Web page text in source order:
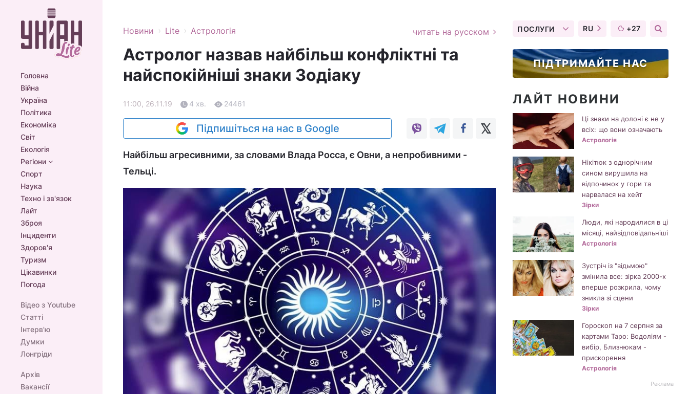
Головна
Війна
Україна
Політика
Економіка
Світ
Екологія
Регіони
Спорт
Наука
Техно і зв'язок
Лайт
Зброя
Інциденти
Здоров'я
Туризм
Цікавинки
Погода
Відео з Youtube
Статті
Інтерв'ю
Думки
Лонгріди
Архів
Вакансії
Новини › Lite › Астрологія читать на русском
Астролог назвав найбільш конфліктні та
найспокійніші знаки Зодіаку
11:00, 26.11.19 4 хв. 24461
Підпишіться на нас в Google
Найбільш агресивними, за словами Влада Росса, є Овни, а непробивними -
Тельці.
ПОСЛУГИ RU +27
ПІДТРИМАЙТЕ НАС
ЛАЙТ НОВИНИ
Ці знаки на долоні є не у
всіх: що вони означають
Астрологія
Нікітюк з однорічним
сином вирушила на
відпочинок у гори та
нарвалася на хейт
Зірки
Люди, які народилися в ці
місяці, найвідповідальніші
Астрологія
Зустріч із "відьмою"
змінила все: зірка 2000-х
вперше розкрила, чому
зникла зі сцени
Зірки
Гороскоп на 7 серпня за
картами Таро: Водоліям -
вибір, Близнюкам -
прискорення
Астрологія
Реклама